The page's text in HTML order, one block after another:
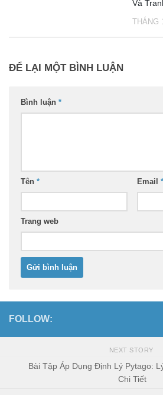
Và
THÁNG
ĐỂ LẠI MỘT BÌNH LUẬN
Bình luận *
Tên * Email *
Trang web
FOLLOW:
NEXT STORY
Bài Tập Áp Dụng Định Lý Pytago:
Chi Tiết